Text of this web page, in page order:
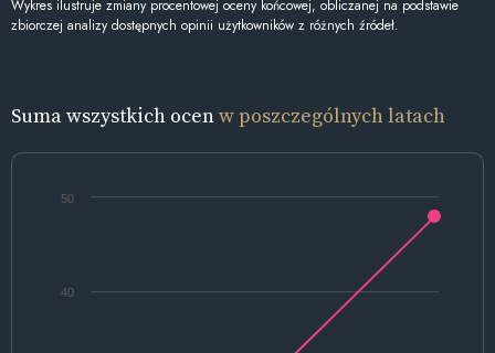
Wykres ilustruje zmiany procentowej oceny końcowej, obliczanej na podstawie
zbiorczej analizy dostępnych opinii użytkowników z różnych źródeł.
Suma wszystkich ocenw poszczególnych latach
40
50